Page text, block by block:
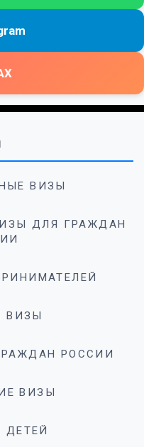
ВИЗЫ
ДЛЯ ГРАЖДАН
ВИЗЫ
РОССИИ
ВИЗЫ
ДЕТЕЙ